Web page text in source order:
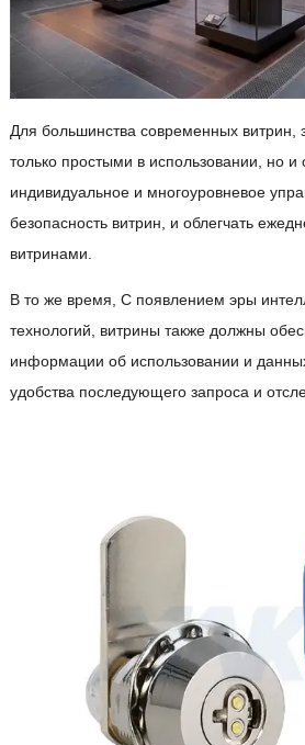
Для большинства современных витрин,
только простыми в использовании, но и
индивидуальное и многоуровневое
безопасность витрин, и облегчать
витринами.
В то же время, С появлением эры
технологий, витрины также должны
информации об использовании и
удобства последующего запроса и